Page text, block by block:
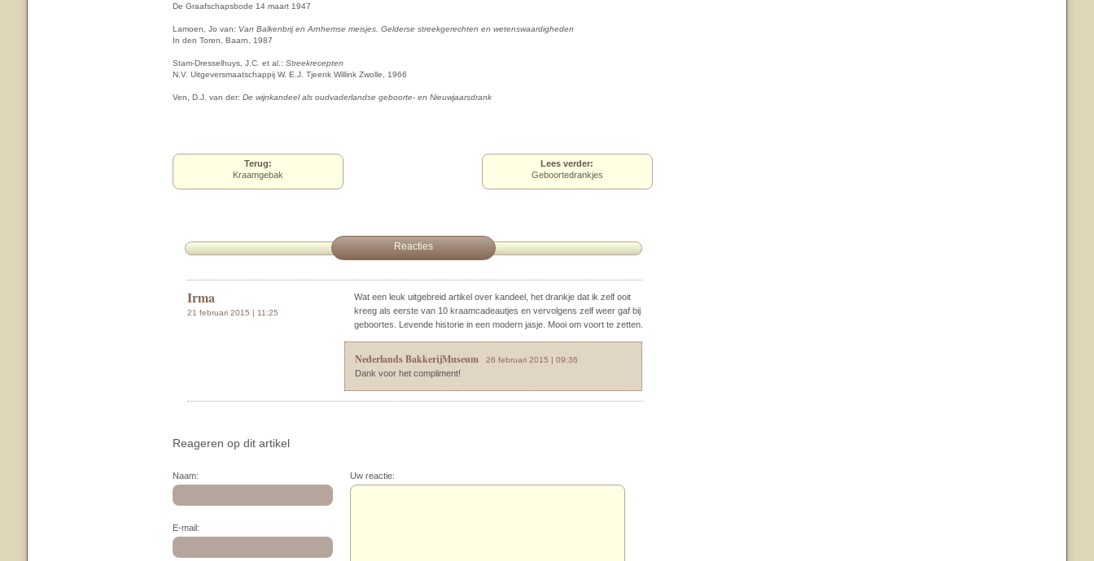
De Graafschapsbode 14 maart 1947
Lamoen, Jo van: Van Balkenbrij en Arnhemse meisjes. Gelderse streekgerechten en wetenswaardigheden
In den Toren, Baarn, 1987
Stam-Dresselhuys, J.C. et al.: Streekrecepten
N.V. Uitgeversmaatschappij W. E.J. Tjeenk Willink Zwolle, 1966
Ven, D.J. van der: De wijnkandeel als oudvaderlandse geboorte- en Nieuwjaarsdrank
Terug:
Kraamgebak
Lees verder:
Geboortedrankjes
Reacties
Irma
21 februari 2015 | 11:25
Wat een leuk uitgebreid artikel over kandeel, het drankje dat ik zelf ooit
kreeg als eerste van 10 kraamcadeautjes en vervolgens zelf weer gaf bij
geboortes. Levende historie in een modern jasje. Mooi om voort te zetten.
Nederlands BakkerijMuseum 26 februari 2015 | 09:36
Dank voor het compliment!
Reageren op dit artikel
Naam:
E-mail:
Uw reactie: